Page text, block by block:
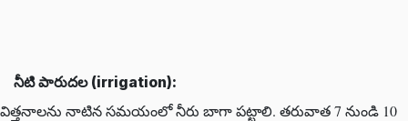
నీటి పారుదల (irrigation):
విత్తనాలను నాటిన సమయంలో నీరు బాగా పట్టాలి. తరువాత 7 నుండి 10